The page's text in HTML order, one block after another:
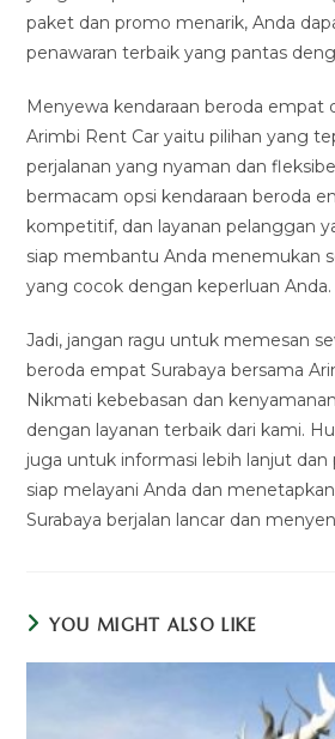
paket dan promo menarik, Anda
penawaran terbaik yang pantas
Menyewa kendaraan beroda empat
Arimbi Rent Car yaitu pilihan yang
perjalanan yang nyaman dan
bermacam opsi kendaraan beroda
kompetitif, dan layanan pelanggan
siap membantu Anda menemukan
yang cocok dengan keperluan Anda.
Jadi, jangan ragu untuk memesan
beroda empat Surabaya bersama
Nikmati kebebasan dan
dengan layanan terbaik dari kami.
juga untuk informasi lebih lanjut dan
siap melayani Anda dan
Surabaya berjalan lancar dan
YOU MIGHT ALSO LIKE